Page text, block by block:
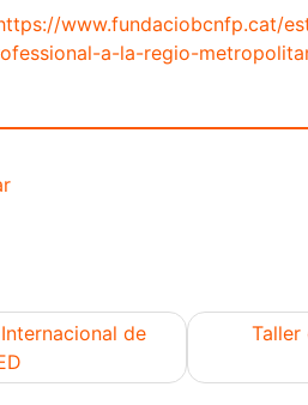
www.fundaciobcnfp.cat/
a-la-regio-
de